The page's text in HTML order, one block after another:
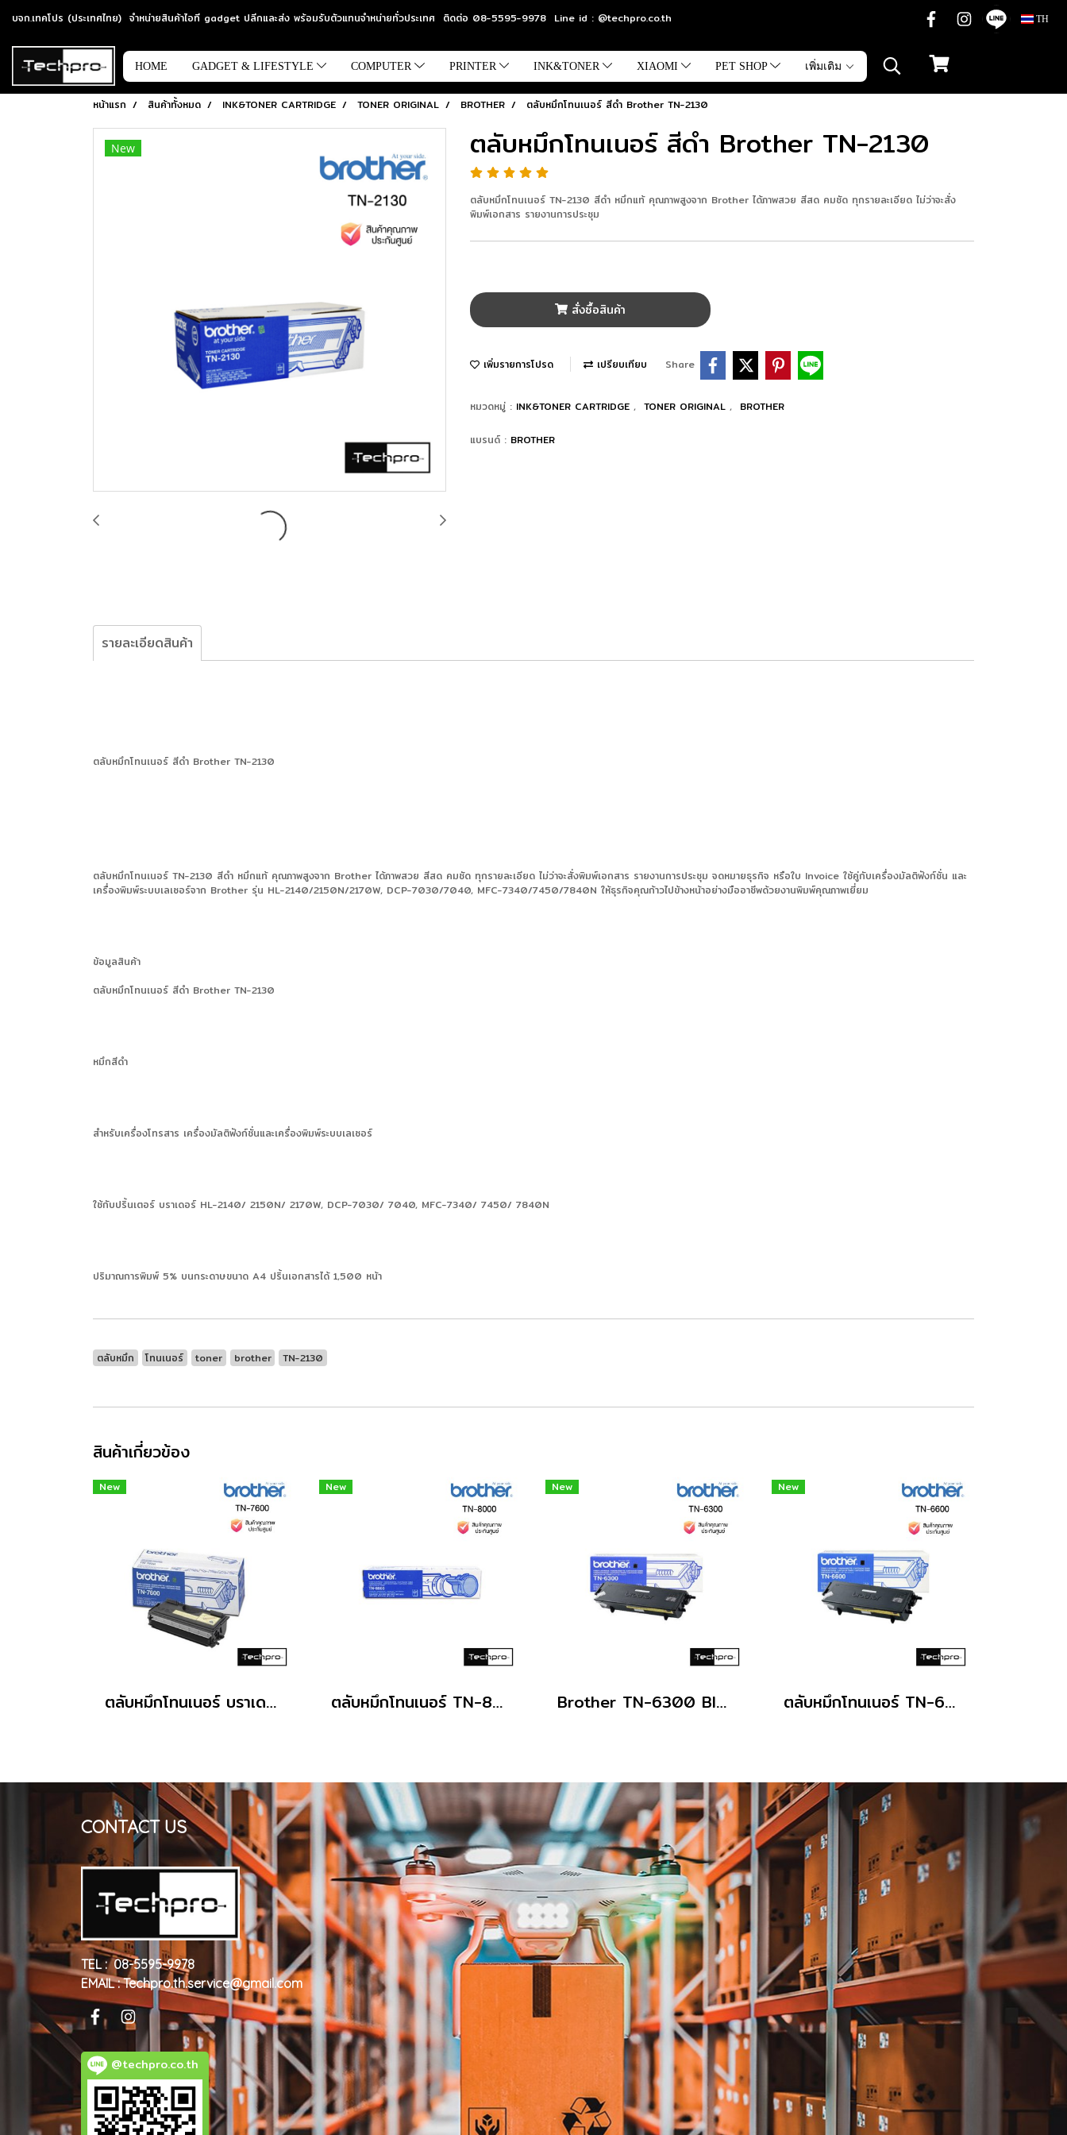
บจก.เทคโปร (ประเทศไทย) จำหน่ายสินค้าไอที gadget ปลีกและส่ง พร้อมรับตัวแทนจำหน่ายทั่วประเทศ ติดต่อ 08-5595-9978 Line id : @techpro.co.th TH
HOME GADGET & LIFESTYLE COMPUTER PRINTER INK&TONER XIAOMI PET SHOP เพิ่มเติม
หน้าแรก สินค้าทั้งหมด INK&TONER CARTRIDGE TONER ORIGINAL BROTHER ตลับหมึกโทนเนอร์ สีดำ Brother TN-2130
New ตลับหมึกโทนเนอร์ สีดำ Brother TN-2130
ตลับหมึกโทนเนอร์ TN-2130 สีดำ หมึกแท้ คุณภาพสูงจาก Brother ได้ภาพสวย สีสด คมชัด ทุกรายละเอียด ไม่ว่าจะสั่ง
พิมพ์เอกสาร รายงานการประชุม
สั่งซื้อสินค้า
เพิ่มรายการโปรด เปรียบเทียบ Share
หมวดหมู่ : INK&TONER CARTRIDGE , TONER ORIGINAL , BROTHER
แบรนด์ : BROTHER
รายละเอียดสินค้า
ตลับหมึกโทนเนอร์ สีดำ Brother TN-2130
ตลับหมึกโทนเนอร์ TN-2130 สีดำ หมึกแท้ คุณภาพสูงจาก Brother ได้ภาพสวย สีสด คมชัด ทุกรายละเอียด ไม่ว่าจะสั่งพิมพ์เอกสาร รายงานการประชุม จดหมายธุรกิจ หรือใบ Invoice ใช้คู่กับเครื่องมัลติฟังก์ชั่น และ
เครื่องพิมพ์ระบบเลเซอร์จาก Brother รุ่น HL-2140/2150N/2170W, DCP-7030/7040, MFC-7340/7450/7840N ให้ธุรกิจคุณก้าวไปข้างหน้าอย่างมืออาชีพด้วยงานพิมพ์คุณภาพเยี่ยม
ข้อมูลสินค้า
ตลับหมึกโทนเนอร์ สีดำ Brother TN-2130
หมึกสีดำ
สำหรับเครื่องโทรสาร เครื่องมัลติฟังก์ชั่นและเครื่องพิมพ์ระบบเลเซอร์
ใช้กับปริ้นเตอร์ บราเดอร์ HL-2140/ 2150N/ 2170W, DCP-7030/ 7040, MFC-7340/ 7450/ 7840N
ปริมาณการพิมพ์ 5% บนกระดาษขนาด A4 ปริ้นเอกสารได้ 1,500 หน้า
ตลับหมึก โทนเนอร์ toner brother TN-2130
สินค้าเกี่ยวข้อง
New
ตลับหมึกโทนเนอร์ บราเดอร์ TN-7600 ดำ
New
ตลับหมึกโทนเนอร์ TN-8000 ดำ Brother
New
Brother TN-6300 Black ตลับหมึกโทนเนอร์ สีดำ
New
ตลับหมึกโทนเนอร์ TN-6600 ดำ Brother
CONTACT US
TEL : 08-5595-9978
EMAIL : Techpro.th.service@gmail.com
@techpro.co.th